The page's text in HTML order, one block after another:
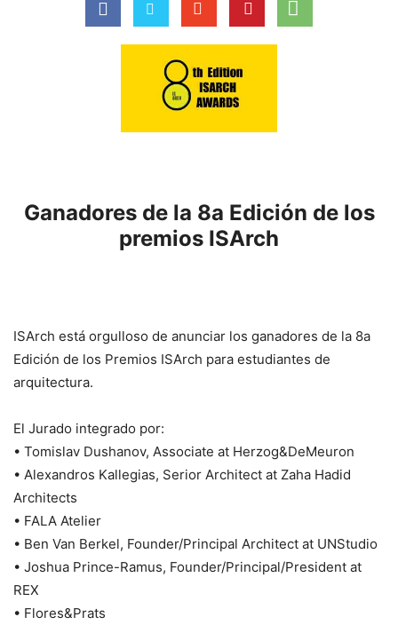
Ganadores de la 8a Edición de los
premios ISArch
ISArch está orgulloso de anunciar los ganadores de la 8a
Edición de los Premios ISArch para estudiantes de
arquitectura.
El Jurado integrado por:
• Tomislav Dushanov, Associate at Herzog&DeMeuron
• Alexandros Kallegias, Serior Architect at Zaha Hadid
Architects
• FALA Atelier
• Ben Van Berkel, Founder/Principal Architect at UNStudio
• Joshua Prince-Ramus, Founder/Principal/President at
REX
• Flores&Prats